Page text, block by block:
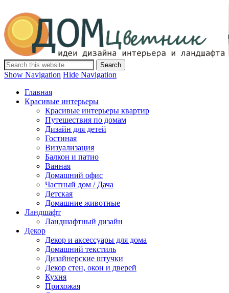
Дом-Цветник
Дизайн интерьера и ландшафта, декор и обустройство дома.
Идеи со всего мира.
Show Navigation Hide Navigation
Главная
Красивые интерьеры
Красивые интерьеры квартир
Путешествия по домам
Дизайн для детей
Гостиная
Визуализация
Балкон и патио
Ванная
Домашний офис
Частный дом / Дача
Детская
Домашние животные
Ландшафт
Ландшафтный дизайн
Декор
Декор и аксессуары для дома
Домашний текстиль
Дизайнерские штучки
Декор стен, окон и дверей
Кухня
Прихожая